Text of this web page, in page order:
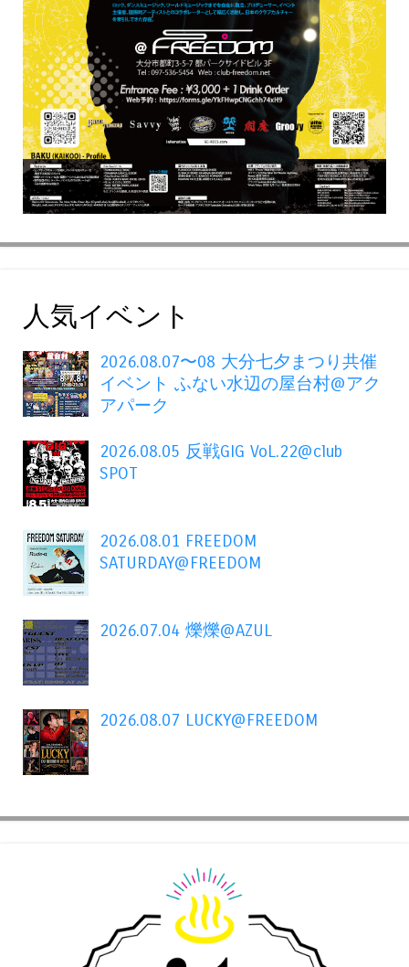
人気イベント
2026.08.07〜08 大分七夕まつり共催
イベント ふない水辺の屋台村@アク
アパーク
2026.08.05 反戦GIG VoL.22@club
SPOT
2026.08.01 FREEDOM
SATURDAY@FREEDOM
2026.07.04 爍爍@AZUL
2026.08.07 LUCKY@FREEDOM